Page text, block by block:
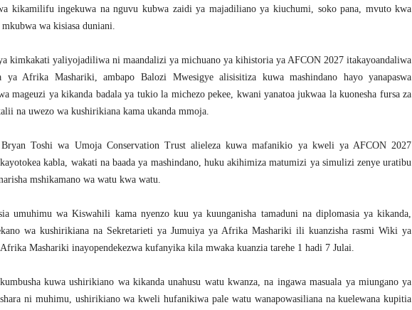
kikamilifu ingekuwa na nguvu kubwa zaidi ya majadiliano ya kiuchumi, soko pana, mvuto kwa
wa kisiasa duniani.
kimkakati yaliyojadiliwa ni maandalizi ya michuano ya kihistoria ya AFCON 2027 itakayoandaliwa
ya Afrika Mashariki, ambapo Balozi Mwesigye alisisitiza kuwa mashindano hayo yanapaswa
mageuzi ya kikanda badala ya tukio la michezo pekee, kwani yanatoa jukwaa la kuonesha fursa za
na uwezo wa kushirikiana kama ukanda mmoja.
Toshi wa Umoja Conservation Trust alieleza kuwa mafanikio ya kweli ya AFCON 2027
kabla, wakati na baada ya mashindano, huku akihimiza matumizi ya simulizi zenye uratibu
mshikamano wa watu kwa watu.
umuhimu wa Kiswahili kama nyenzo kuu ya kuunganisha tamaduni na diplomasia ya kikanda,
wa kushirikiana na Sekretarieti ya Jumuiya ya Afrika Mashariki ili kuanzisha rasmi Wiki ya
Mashariki inayopendekezwa kufanyika kila mwaka kuanzia tarehe 1 hadi 7 Julai.
kuwa ushirikiano wa kikanda unahusu watu kwanza, na ingawa masuala ya miungano ya
ni muhimu, ushirikiano wa kweli hufanikiwa pale watu wanapowasiliana na kuelewana kupitia